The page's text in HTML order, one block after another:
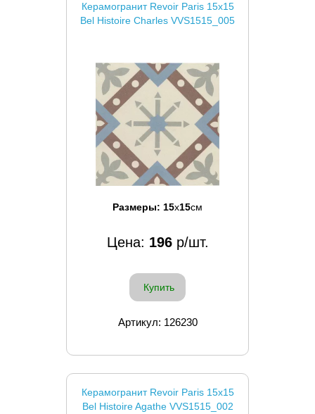
Керамогранит Revoir Paris 15x15
Bel Histoire Charles VVS1515_005
Размеры: 15x15см
Цена: 196р/шт.
Купить
Артикул: 126230
Керамогранит Revoir Paris 15x15
Bel Histoire Agathe VVS1515_002